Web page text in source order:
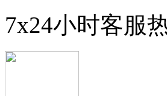
7x24小时客服